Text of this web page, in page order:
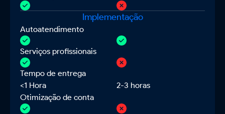
Implementação
Autoatendimento
Serviços profissionais
Tempo de entrega
<1 Hora
2-3 horas
Otimização de conta